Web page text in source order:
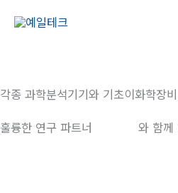
건
너
뛰
각종 과학분석기기와 기초이화학장
훌륭한 연구 파트너
와 함께